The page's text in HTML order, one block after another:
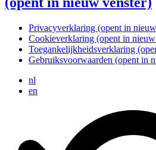
Privacyverklaring (opent in
Cookieverklaring (opent in
Toegankelijkheidsverklaring
Gebruiksvoorwaarden (opent in
nl
en